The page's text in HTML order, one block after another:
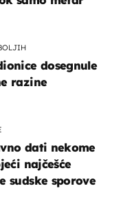
dosegnule
razine
dati nekome
najčešće
sudske sporove